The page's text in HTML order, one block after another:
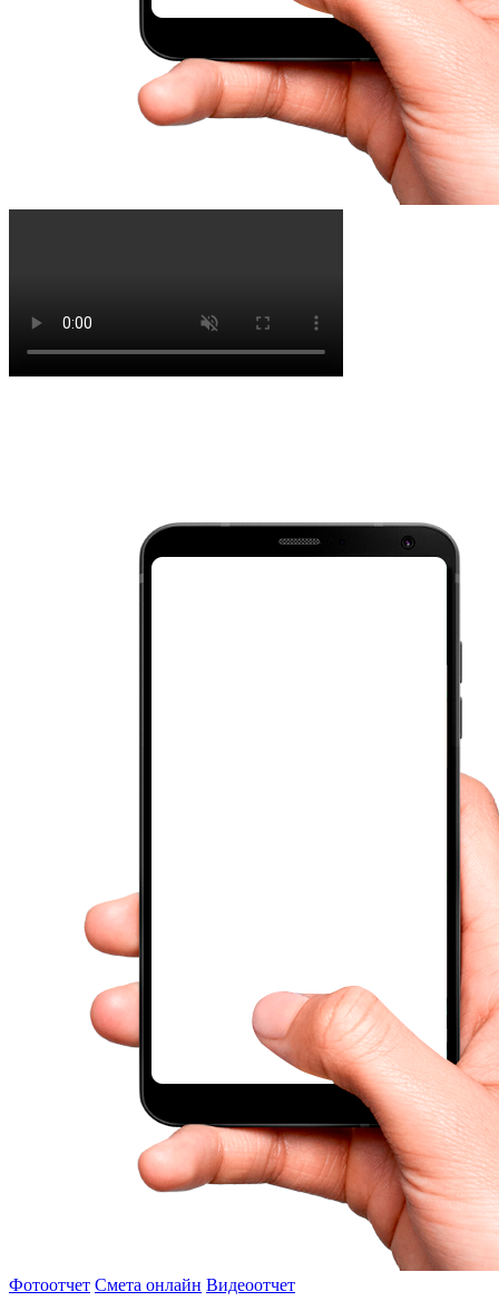
Фотоотчет Смета онлайн Видеоотчет